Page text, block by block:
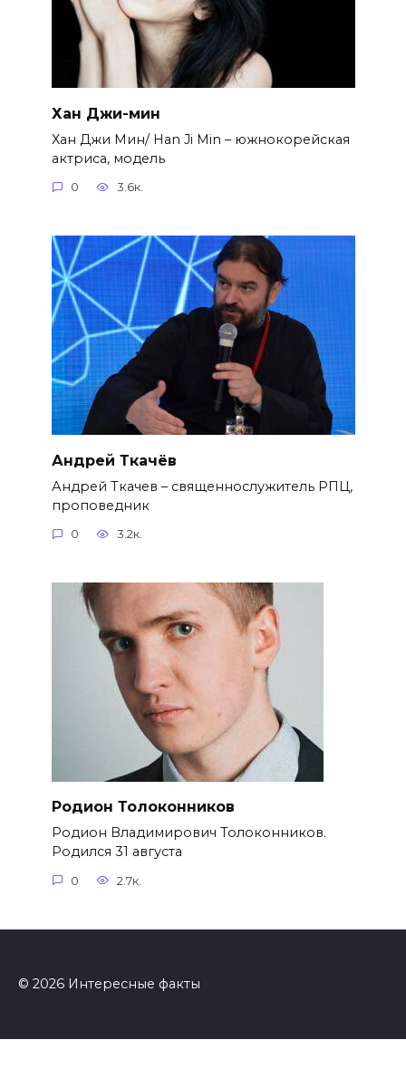
Хан Джи-мин
Хан Джи Мин/ Han Ji Min – южнокорейская
актриса, модель
0 3.6к.
Андрей Ткачёв
Андрей Ткачев – священнослужитель РПЦ,
проповедник
0 3.2к.
Родион Толоконников
Родион Владимирович Толоконников.
Родился 31 августа
0 2.7к.
© 2026 Интересные факты